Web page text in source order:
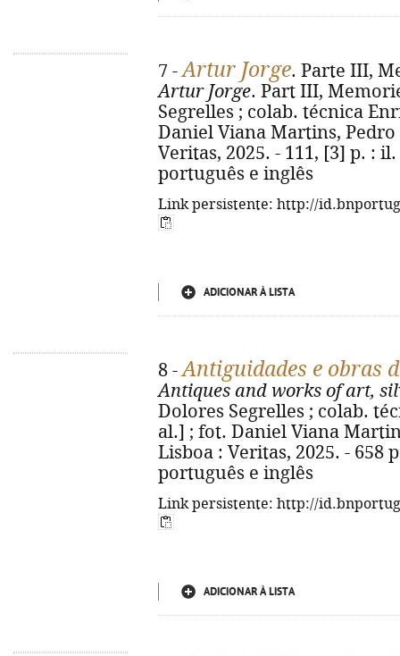
7 -Artur Jorge. Parte III,
Artur Jorge. Part III,
Segrelles ; colab. técnica
Daniel Viana Martins, Pedro
Veritas, 2025. - 111, [3] p. :
português e inglês
Link persistente: http://
ADICIONAR À LISTA
8 -Antiguidades e obras
Antiques and works of art,
Dolores Segrelles ; colab.
al.] ; fot. Daniel Viana
Lisboa : Veritas, 2025. - 658
português e inglês
Link persistente: http://
ADICIONAR À LISTA